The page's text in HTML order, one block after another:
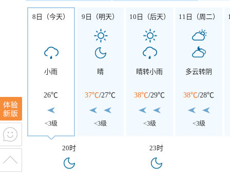
8日（今天）
小雨
26℃
<3级
9日（明天）
晴
37℃/27℃
<3级
10日（后天）
晴转小雨
38℃/29℃
<3级
11日（周二）
多云转阴
38℃/28℃
<3级
20时 23时